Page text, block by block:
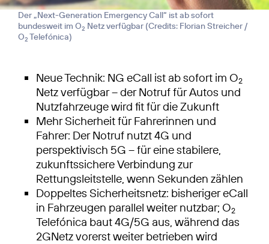
Der „Next-Generation Emergency Call“ ist ab sofort
bundesweit im O2 Netz verfügbar (Credits: Florian Streicher /
O2 Telefónica)
Neue Technik: NG eCall ist ab sofort im O2
Netz verfügbar – der Notruf für Autos und
Nutzfahrzeuge wird fit für die Zukunft
Mehr Sicherheit für Fahrerinnen und
Fahrer: Der Notruf nutzt 4G und
perspektivisch 5G – für eine stabilere,
zukunftssichere Verbindung zur
Rettungsleitstelle, wenn Sekunden zählen
Doppeltes Sicherheitsnetz: bisheriger eCall
in Fahrzeugen parallel weiter nutzbar; O2
Telefónica baut 4G/5G aus, während das
2GNetz vorerst weiter betrieben wird